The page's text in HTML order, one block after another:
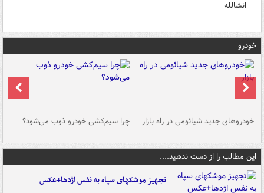
انشالله
خودرو
خودروهای جدید شیائومی در راه بازار چرا سیم‌کشی خودرو ذوب می‌شود؟
این مطالب را از دست ندهید....
تجهیز موشکهای سپاه به نفس اژدها+عکس